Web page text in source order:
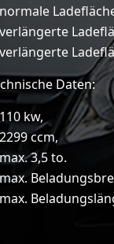
normale
verlängerte
verlängerte
Daten:
110 kw,
2299 ccm,
max. 3,5 to.
max.
max.